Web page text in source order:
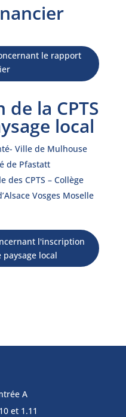
le rapport
la CPTS
local
Ville de Mulhouse
de Pfastatt
des CPTS – Collège
Vosges Moselle
l'inscription
paysage local
A
et 1.11